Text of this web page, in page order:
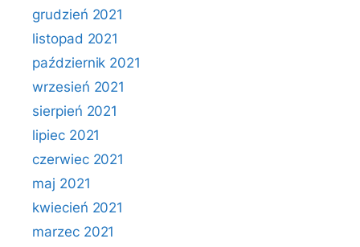
grudzień 2021
listopad 2021
październik 2021
wrzesień 2021
sierpień 2021
lipiec 2021
czerwiec 2021
maj 2021
kwiecień 2021
marzec 2021